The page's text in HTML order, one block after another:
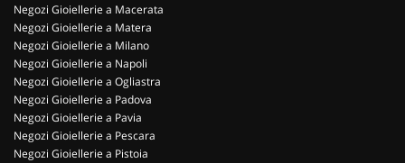
Negozi Gioiellerie a Macerata
Negozi Gioiellerie a Matera
Negozi Gioiellerie a Milano
Negozi Gioiellerie a Napoli
Negozi Gioiellerie a Ogliastra
Negozi Gioiellerie a Padova
Negozi Gioiellerie a Pavia
Negozi Gioiellerie a Pescara
Negozi Gioiellerie a Pistoia